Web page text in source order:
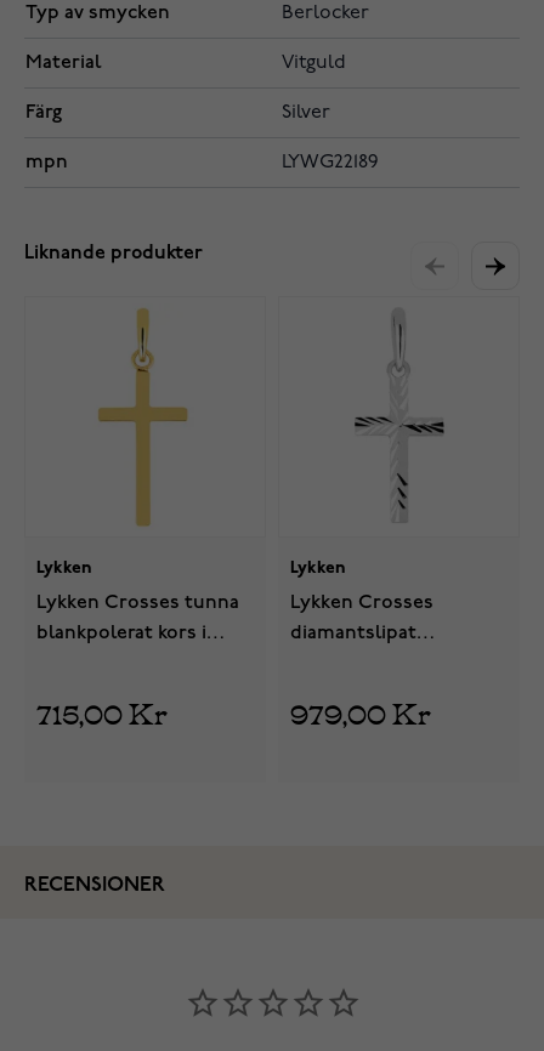
Typ av smycken Berlocker
Material Vitguld
Färg Silver
mpn LYWG22189
Liknande produkter
Lykken
Lykken Crosses tunna
blankpolerat kors i
715,00 Kr
Lykken
Lykken Crosses
diamantslipat
979,00 Kr
RECENSIONER